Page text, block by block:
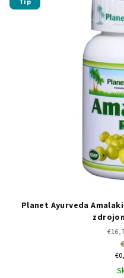
Planet Ayurveda